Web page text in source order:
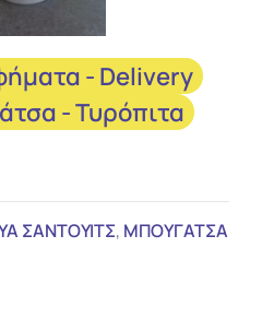
- Delivery
- Τυρόπιτα
ΣΑΝΤΟΥΙΤΣ, ΜΠΟΥΓΑΤΣΑ